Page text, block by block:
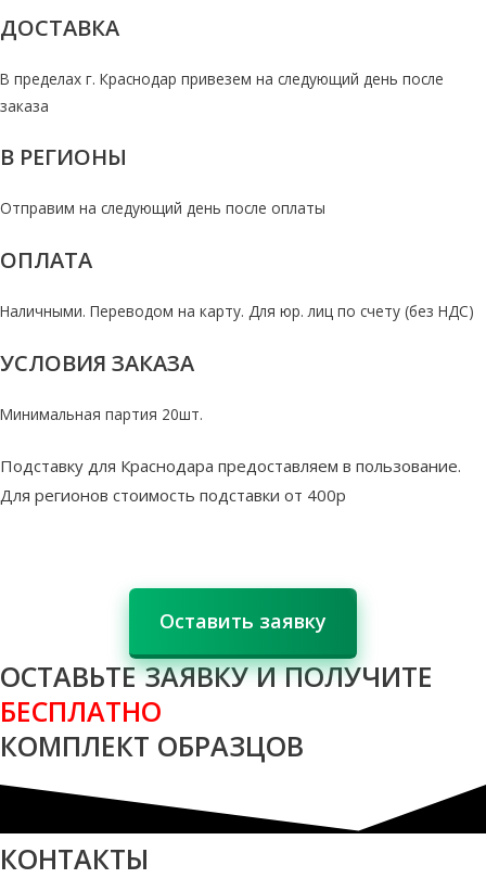
ДОСТАВКА
В пределах г. Краснодар привезем на следующий день после
заказа
В РЕГИОНЫ
Отправим на следующий день после оплаты
ОПЛАТА
Наличными. Переводом на карту. Для юр. лиц по счету (без НДС)
УСЛОВИЯ ЗАКАЗА
Минимальная партия 20шт.
Подставку для Краснодара предоставляем в пользование.
Для регионов стоимость подставки от 400р
Оставить заявку
ОСТАВЬТЕ ЗАЯВКУ И ПОЛУЧИТЕ
БЕСПЛАТНО
КОМПЛЕКТ ОБРАЗЦОВ
КОНТАКТЫ